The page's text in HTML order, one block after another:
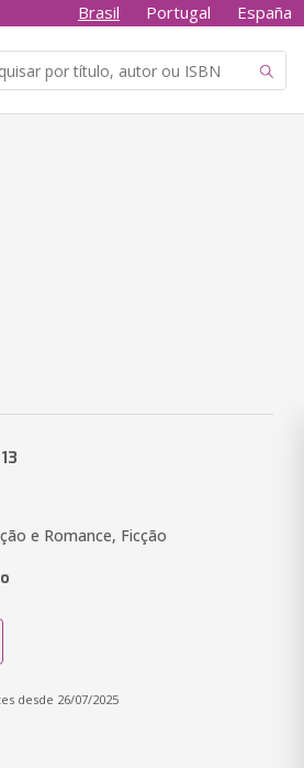
Brasil Portugal España
e Romance, Ficção
desde 26/07/2025